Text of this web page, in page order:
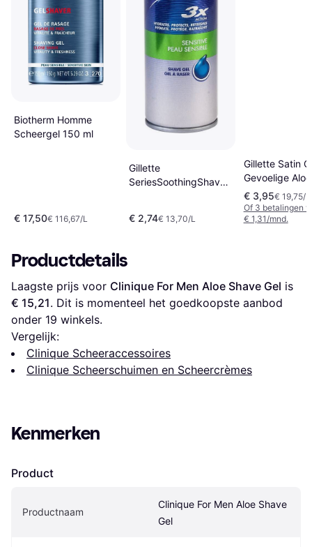
Biotherm Homme
Scheergel 150 ml
€ 17,50€ 116,67/L
Gillette
SeriesSoothingShaveGelwithAloeVera
€ 2,74€ 13,70/L
Gillette Satin
Gevoelige
Glijmiddel 200
€ 3,95€ 19,75/L
Of 3 betalingen
€ 1,31/mnd.
Productdetails
Laagste prijs voor Clinique For Men Aloe Shave Gel
€ 15,21. Dit is momenteel het goedkoopste aanbod
onder 19 winkels.
Vergelijk:
Clinique Scheeraccessoires
Clinique Scheerschuimen en Scheercrèmes
Kenmerken
Product
Productnaam
Clinique For Men Aloe Shave
Gel